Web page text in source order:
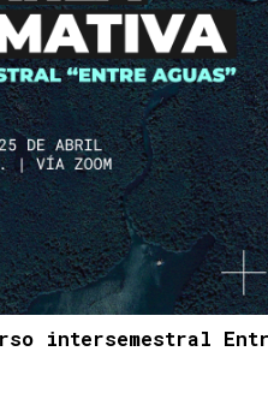
intersemestral